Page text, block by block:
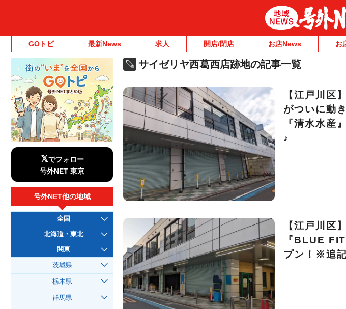
GOトピ 最新News 求人 開店/閉店 お店News お
サイゼリヤ西葛西店跡地の記事一覧
【江戸川区
がついに動
『清水水産
♪
【江戸川区
『BLUE
プン！※追記
𝕏でフォロー
号外NET 東京
号外NET他の地域
全国
北海道・東北
関東
茨城県
栃木県
群馬県